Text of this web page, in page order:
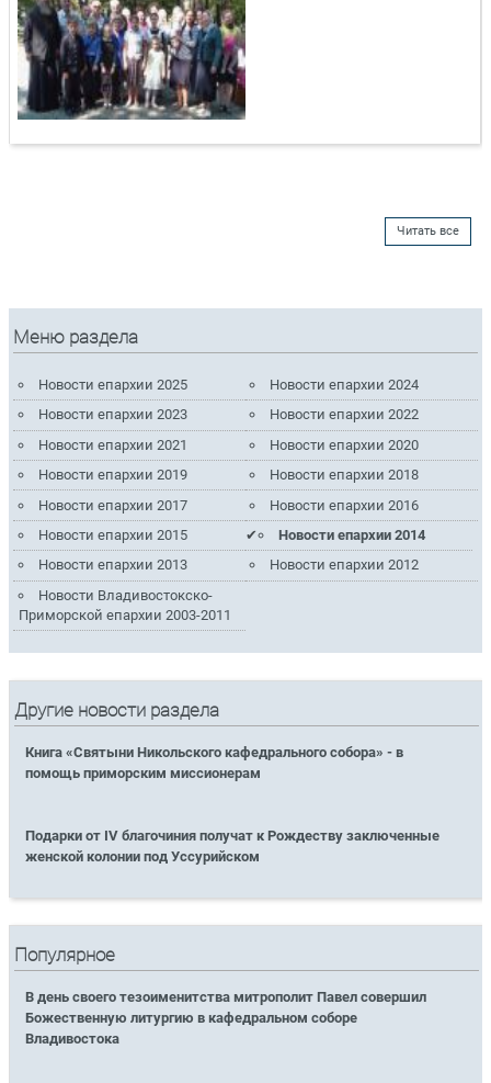
Читать все
Меню раздела
Новости епархии 2025
Новости епархии 2024
Новости епархии 2023
Новости епархии 2022
Новости епархии 2021
Новости епархии 2020
Новости епархии 2019
Новости епархии 2018
Новости епархии 2017
Новости епархии 2016
Новости епархии 2015
Новости епархии 2014
Новости епархии 2013
Новости епархии 2012
Новости Владивостокско-
Приморской епархии 2003-2011
Другие новости раздела
Книга «Святыни Никольского кафедрального собора» - в
помощь приморским миссионерам
Подарки от IV благочиния получат к Рождеству заключенные
женской колонии под Уссурийском
Популярное
В день своего тезоименитства митрополит Павел совершил
Божественную литургию в кафедральном соборе
Владивостока